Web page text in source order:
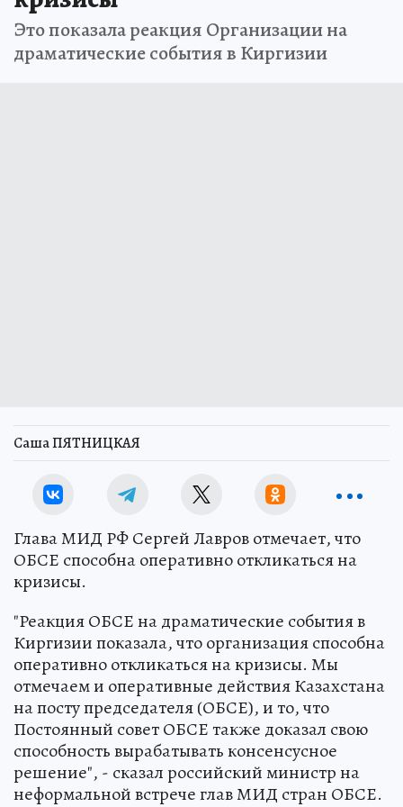
Это показала реакция Организации на
драматические события в Киргизии
Саша ПЯТНИЦКАЯ
Глава МИД РФ Сергей Лавров отмечает, что
ОБСЕ способна оперативно откликаться на
кризисы.
"Реакция ОБСЕ на драматические события в
Киргизии показала, что организация способна
оперативно откликаться на кризисы. Мы
отмечаем и оперативные действия Казахстана
на посту председателя (ОБСЕ), и то, что
Постоянный совет ОБСЕ также доказал свою
способность вырабатывать консенсусное
решение", - сказал российский министр на
неформальной встрече глав МИД стран ОБСЕ.